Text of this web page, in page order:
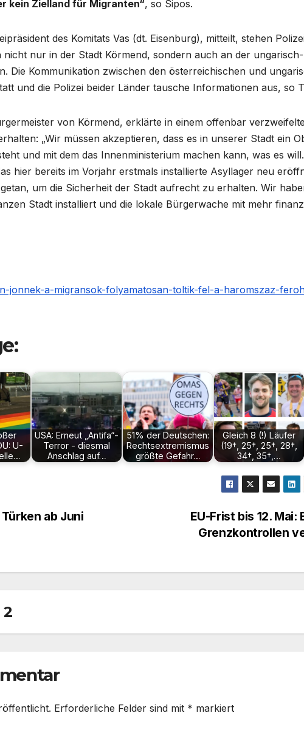
kein Zielland für Migranten“, so Sipos.
des Komitats Vas (dt. Eisenburg), mitteilt, stehen
nicht nur in der Stadt Körmend, sondern auch an der ungarisch-
Die Kommunikation zwischen den österreichischen und
und die Polizei beider Länder tausche Informationen aus, so
von Körmend, erklärte in einem offenbar
„Wir müssen akzeptieren, dass es in unserer Stadt ein
und mit dem das Innenministerium machen kann, was es
hier bereits im Vorjahr erstmals installierte Asyllager neu
um die Sicherheit der Stadt aufrecht zu erhalten. Wir
Stadt installiert und die lokale Bürgerwache mit mehr
jonnek-a-migransok-folyamatosan-toltik-fel-a-haromszaz-
U-
USA: Erneut „Antifa“-
Terror - diesmal
Anschlag auf…
51% der Deutschen:
Rechtsextremismus
größte Gefahr…
Gleich 8 (!) Läufer
(19†, 25†, 25†, 28†,
34†, 35†,…
EU-Frist bis 12. Mai:
Grenzkontrollen
ab Juni
2
Erforderliche Felder sind mit * markiert